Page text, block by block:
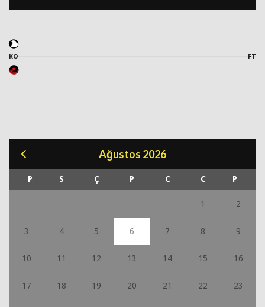
KO FT
Ağustos 2026
P S Ç P C C P
1 2
3 4 5 6 7 8 9
10 11 12 13 14 15 16
17 18 19 20 21 22 23